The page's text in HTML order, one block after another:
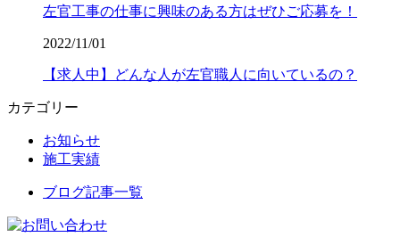
左官工事の仕事に興味のある方はぜひご応募を！
2022/11/01
【求人中】どんな人が左官職人に向いているの？
カテゴリー
お知らせ
施工実績
ブログ記事一覧